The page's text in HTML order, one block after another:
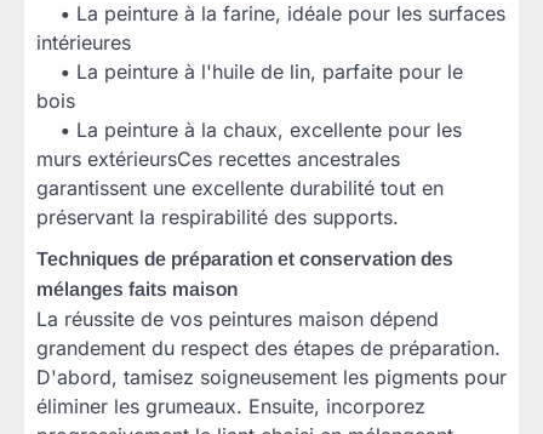
• La peinture à la farine, idéale pour les surfaces
intérieures
• La peinture à l'huile de lin, parfaite pour le
bois
• La peinture à la chaux, excellente pour les
murs extérieursCes recettes ancestrales
garantissent une excellente durabilité tout en
préservant la respirabilité des supports.
Techniques de préparation et conservation des
mélanges faits maison
La réussite de vos peintures maison dépend
grandement du respect des étapes de préparation.
D'abord, tamisez soigneusement les pigments pour
éliminer les grumeaux. Ensuite, incorporez